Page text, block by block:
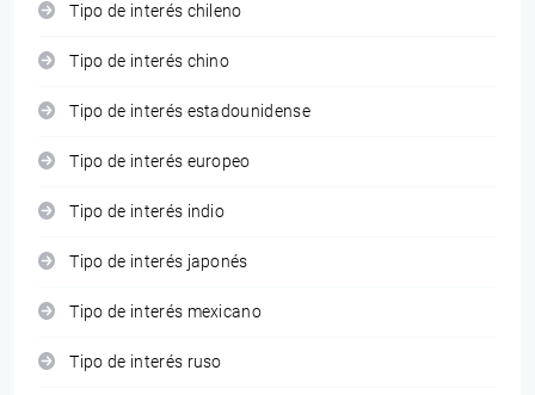
Tipo de interés chileno
Tipo de interés chino
Tipo de interés estadounidense
Tipo de interés europeo
Tipo de interés indio
Tipo de interés japonés
Tipo de interés mexicano
Tipo de interés ruso